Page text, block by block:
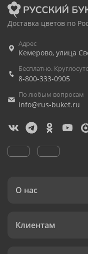
Доставка цветов по
Адрес
Кемерово, улица
Бесплатно.
8-800-333-0905
По любым вопросам
info@rus-buket.ru
О нас
Клиентам